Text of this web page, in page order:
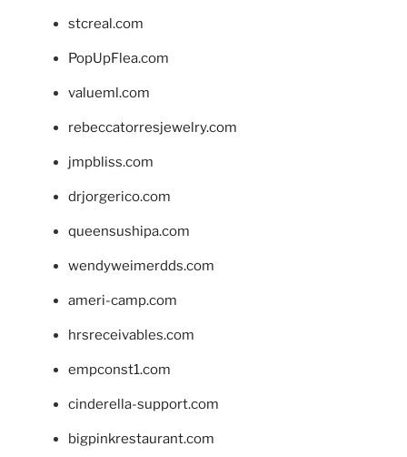
stcreal.com
PopUpFlea.com
valueml.com
rebeccatorresjewelry.com
jmpbliss.com
drjorgerico.com
queensushipa.com
wendyweimerdds.com
ameri-camp.com
hrsreceivables.com
empconst1.com
cinderella-support.com
bigpinkrestaurant.com